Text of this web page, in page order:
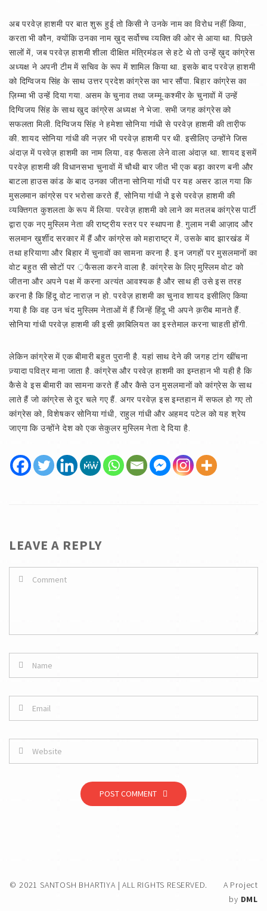
अब परवेज़ हाशमी पर बात शुरू हुई तो किसी ने उनके नाम का विरोध नहीं किया,
करता भी कौन, क्योंकि उनका नाम ख़ुद सर्वोच्च व्यक्ति की ओर से आया था. पिछले
सालों में, जब परवेज़ हाशमी शीला दीक्षित मंत्रिमंडल से हटे थे तो उन्हें ख़ुद कांग्रेस
अध्यक्ष ने अपनी टीम में सचिव के रूप में शामिल किया था. इसके बाद परवेज़ हाशमी
को दिग्विजय सिंह के साथ उत्तर प्रदेश कांग्रेस का भार सौंपा. बिहार कांग्रेस का
ज़िम्मा भी उन्हें दिया गया. असम के चुनाव तथा जम्मू-कश्मीर के चुनावों में उन्हें
दिग्विजय सिंह के साथ खुद कांग्रेस अध्यक्ष ने भेजा. सभी जगह कांग्रेस को
सफलता मिली. दिग्विजय सिंह ने हमेशा सोनिया गांधी से परवेज़ हाशमी की तारी़फ
की. शायद सोनिया गांधी की नज़र भी परवेज़ हाशमी पर थी. इसीलिए उन्होंने जिस
अंदाज़ में परवेज़ हाशमी का नाम लिया, वह फैसला लेने वाला अंदाज़ था. शायद इसमें
परवेज़ हाशमी की विधानसभा चुनावों में चौथी बार जीत भी एक बड़ा कारण बनी और
बाटला हाउस कांड के बाद उनका जीतना सोनिया गांधी पर यह असर डाल गया कि
मुसलमान कांग्रेस पर भरोसा करते हैं, सोनिया गांधी ने इसे परवेज़ हाशमी की
व्यक्तिगत कुशलता के रूप में लिया. परवेज़ हाशमी को लाने का मतलब कांग्रेस पार्टी
द्वारा एक नए मुस्लिम नेता की राष्ट्रीय स्तर पर स्थापना है. गुलाम नबी आज़ाद और
सलमान ख़ुर्शीद सरकार में हैं और कांग्रेस को महाराष्ट्र में, उसके बाद झारखंड में
तथा हरियाणा और बिहार में चुनावों का सामना करना है. इन जगहों पर मुसलमानों का
वोट बहुत सी सोटों पर ़फैसला करने वाला है. कांग्रेस के लिए मुस्लिम वोट को
जीतना और अपने पक्ष में करना अत्यंत आवश्यक है और साथ ही उसे इस तरह
करना है कि हिंदू वोट नाराज़ न हो. परवेज़ हाशमी का चुनाव शायद इसीलिए किया
गया है कि वह उन चंद मुस्लिम नेताओं में हैं जिन्हें हिंदू भी अपने क़रीब मानते हैं.
सोनिया गांधी परवेज़ हाशमी की इसी क़ाबिलियत का इस्तेमाल करना चाहती होंगी.
लेकिन कांग्रेस में एक बीमारी बहुत पुरानी है. यहां साथ देने की जगह टांग खींचना
ज़्यादा पवित्र माना जाता है. कांग्रेस और परवेज़ हाशमी का इम्तहान भी यही है कि
कैसे वे इस बीमारी का सामना करते हैं और कैसे उन मुसलमानों को कांग्रेस के साथ
लाते हैं जो कांग्रेस से दूर चले गए हैं. अगर परवेज़ इस इम्तहान में सफल हो गए तो
कांग्रेस को, विशेषकर सोनिया गांधी, राहुल गांधी और अहमद पटेल को यह श्रेय
जाएगा कि उन्होंने देश को एक सेकुलर मुस्लिम नेता दे दिया है.
LEAVE A REPLY
POST COMMENT
© 2021 SANTOSH BHARTIYA | ALL RIGHTS RESERVED. A Project
by DML